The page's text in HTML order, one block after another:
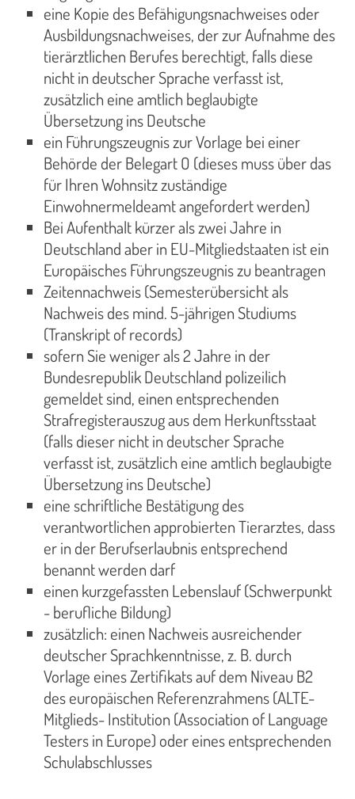
eine Kopie des Befähigungsnachweises oder
Ausbildungsnachweises, der zur Aufnahme des
tierärztlichen Berufes berechtigt, falls diese
nicht in deutscher Sprache verfasst ist,
zusätzlich eine amtlich beglaubigte
Übersetzung ins Deutsche
ein Führungszeugnis zur Vorlage bei einer
Behörde der Belegart O (dieses muss über das
für Ihren Wohnsitz zuständige
Einwohnermeldeamt angefordert werden)
Bei Aufenthalt kürzer als zwei Jahre in
Deutschland aber in EU-Mitgliedstaaten ist ein
Europäisches Führungszeugnis zu beantragen
Zeitennachweis (Semesterübersicht als
Nachweis des mind. 5-jährigen Studiums
(Transkript of records)
sofern Sie weniger als 2 Jahre in der
Bundesrepublik Deutschland polizeilich
gemeldet sind, einen entsprechenden
Strafregisterauszug aus dem Herkunftsstaat
(falls dieser nicht in deutscher Sprache
verfasst ist, zusätzlich eine amtlich beglaubigte
Übersetzung ins Deutsche)
eine schriftliche Bestätigung des
verantwortlichen approbierten Tierarztes, dass
er in der Berufserlaubnis entsprechend
benannt werden darf
einen kurzgefassten Lebenslauf (Schwerpunkt
- berufliche Bildung)
zusätzlich: einen Nachweis ausreichender
deutscher Sprachkenntnisse, z. B. durch
Vorlage eines Zertifikats auf dem Niveau B2
des europäischen Referenzrahmens (ALTE-
Mitglieds- Institution (Association of Language
Testers in Europe) oder eines entsprechenden
Schulabschlusses